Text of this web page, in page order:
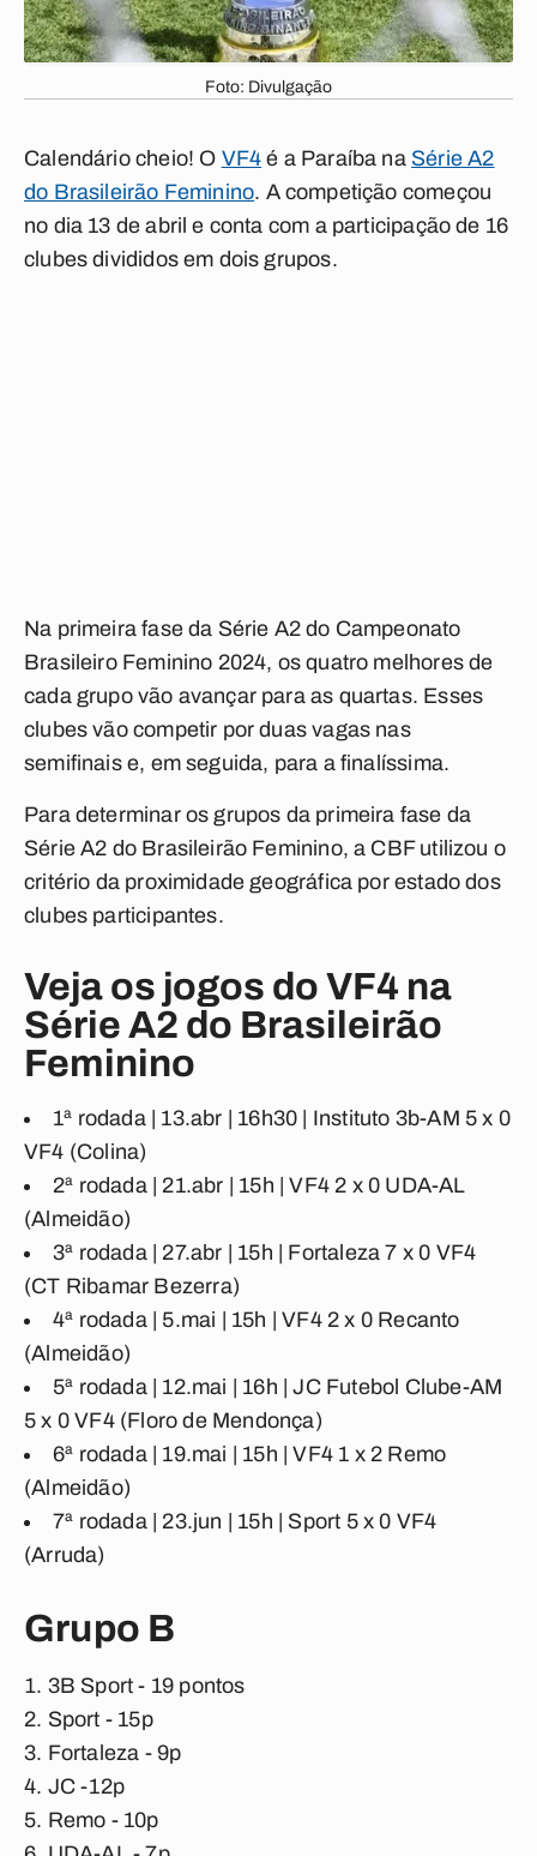
Foto: Divulgação
Calendário cheio! O VF4 é a Paraíba na Série A2
do Brasileirão Feminino. A competição começou
no dia 13 de abril e conta com a participação de 16
clubes divididos em dois grupos.
Na primeira fase da Série A2 do Campeonato
Brasileiro Feminino 2024, os quatro melhores de
cada grupo vão avançar para as quartas. Esses
clubes vão competir por duas vagas nas
semifinais e, em seguida, para a finalíssima.
Para determinar os grupos da primeira fase da
Série A2 do Brasileirão Feminino, a CBF utilizou o
critério da proximidade geográfica por estado dos
clubes participantes.
Veja os jogos do VF4 na
Série A2 do Brasileirão
Feminino
1ª rodada | 13.abr | 16h30 | Instituto 3b-AM 5 x 0
VF4 (Colina)
2ª rodada | 21.abr | 15h |VF4 2 x 0 UDA-AL
(Almeidão)
3ª rodada | 27.abr | 15h | Fortaleza 7 x 0 VF4
(CT Ribamar Bezerra)
4ª rodada | 5.mai | 15h |VF4 2 x 0 Recanto
(Almeidão)
5ª rodada | 12.mai | 16h |JC Futebol Clube-AM
5 x 0 VF4 (Floro de Mendonça)
6ª rodada | 19.mai | 15h |VF4 1 x 2 Remo
(Almeidão)
7ª rodada | 23.jun | 15h | Sport 5 x 0 VF4
(Arruda)
Grupo B
3B Sport - 19 pontos
Sport - 15p
Fortaleza - 9p
JC -12p
Remo - 10p